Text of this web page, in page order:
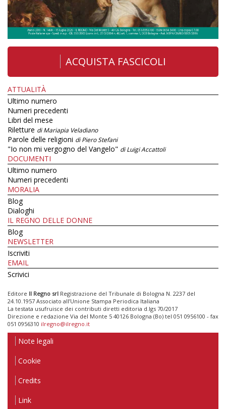
ACQUISTA FASCICOLI
ATTUALITÀ
Ultimo numero
Numeri precedenti
Libri del mese
Riletture di Mariapia Veladiano
Parole delle religioni di Piero Stefani
"Io non mi vergogno del Vangelo" di Luigi Accattoli
DOCUMENTI
Ultimo numero
Numeri precedenti
MORALIA
Blog
Dialoghi
IL REGNO DELLE DONNE
Blog
NEWSLETTER
Iscriviti
EMAIL
Scrivici
Editore Il Regno srl Registrazione del Tribunale di Bologna N. 2237 del
24.10.1957 Associato all’Unione Stampa Periodica Italiana
La testata usufruisce dei contributi diretti editoria d.lgs 70/2017
Direzione e redazione Via del Monte 5 40126 Bologna (Bo) tel 051 0956100 - fax
051 0956310 ilregno@ilregno.it
Note legali
Cookie
Credits
Link